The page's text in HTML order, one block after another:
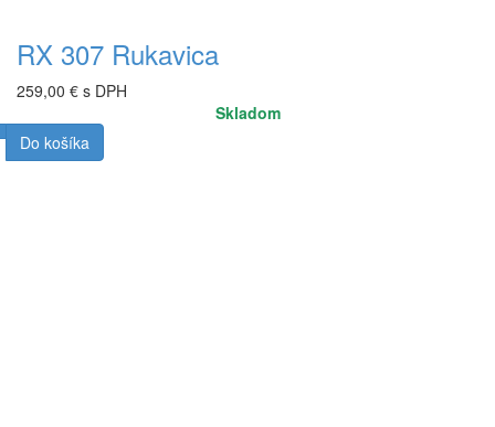
RX 307 Rukavica
259,00 € s DPH
Skladom
Do košíka